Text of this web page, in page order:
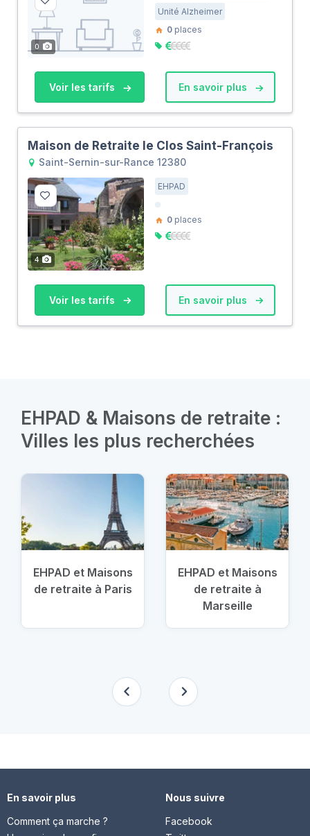
0
Unité Alzheimer
0 places
Voir les tarifs En savoir plus
Maison de Retraite le Clos Saint-François
Saint-Sernin-sur-Rance 12380
4
EHPAD
0 places
Voir les tarifs En savoir plus
EHPAD & Maisons de retraite :
Villes les plus recherchées
EHPAD et Maisons
de retraite à Paris
EHPAD et Maisons
de retraite à
Marseille
En savoir plus
Comment ça marche ?
Nous suivre
Facebook